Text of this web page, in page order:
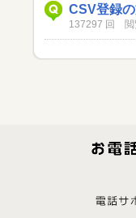
CSV登録
137297 回 閲